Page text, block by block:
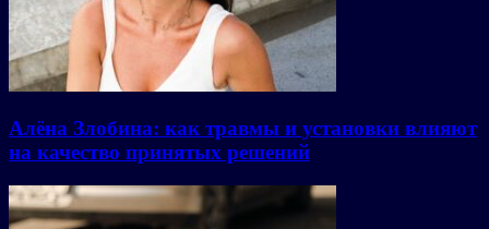
Алёна Злобина: как травмы и установки влияют
на качество принятых решений